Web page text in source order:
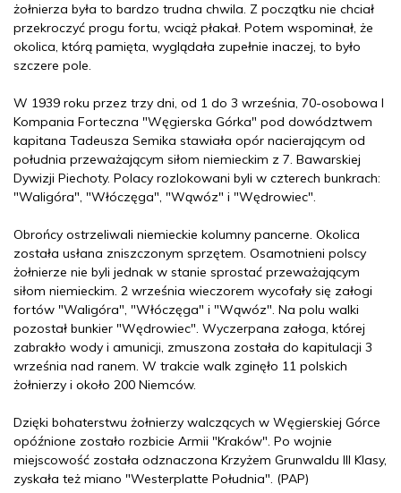
żołnierza była to bardzo trudna chwila. Z początku nie chciał
przekroczyć progu fortu, wciąż płakał. Potem wspominał, że
okolica, którą pamięta, wyglądała zupełnie inaczej, to było
szczere pole.
W 1939 roku przez trzy dni, od 1 do 3 września, 70-osobowa I
Kompania Forteczna "Węgierska Górka" pod dowództwem
kapitana Tadeusza Semika stawiała opór nacierającym od
południa przeważającym siłom niemieckim z 7. Bawarskiej
Dywizji Piechoty. Polacy rozlokowani byli w czterech bunkrach:
"Waligóra", "Włóczęga", "Wąwóz" i "Wędrowiec".
Obrońcy ostrzeliwali niemieckie kolumny pancerne. Okolica
została usłana zniszczonym sprzętem. Osamotnieni polscy
żołnierze nie byli jednak w stanie sprostać przeważającym
siłom niemieckim. 2 września wieczorem wycofały się załogi
fortów "Waligóra", "Włóczęga" i "Wąwóz". Na polu walki
pozostał bunkier "Wędrowiec". Wyczerpana załoga, której
zabrakło wody i amunicji, zmuszona została do kapitulacji 3
września nad ranem. W trakcie walk zginęło 11 polskich
żołnierzy i około 200 Niemców.
Dzięki bohaterstwu żołnierzy walczących w Węgierskiej Górce
opóźnione zostało rozbicie Armii "Kraków". Po wojnie
miejscowość została odznaczona Krzyżem Grunwaldu III Klasy,
zyskała też miano "Westerplatte Południa". (PAP)